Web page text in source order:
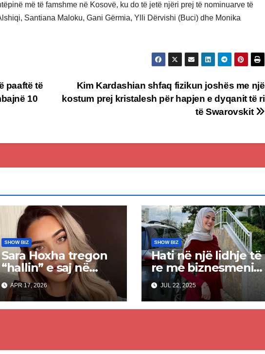
më të famshme në Kosovë, ku do të jetë njëri prej të nominuarve të
Santiana Maloku, Gani Gërmia, Ylli Dërvishi (Buci) dhe Monika
Kim Kardashian shfaq fizikun joshës me një
kostum prej kristalesh për hapjen e dyqanit të ri
të Swarovskit
paaftë të
10
SHOW BIZ
Sara Hoxha tregon
“hallin” e saj në
verë
APR 17, 2026
SHOW BIZ
Hati në një lidhje të
re me biznesmenin
shqiptar? (Foto)
JUL 22, 2025